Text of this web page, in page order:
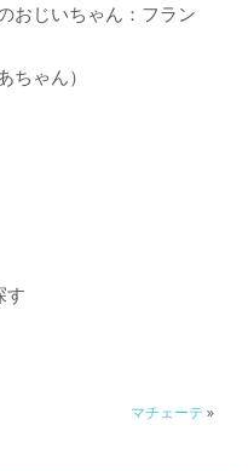
おじいちゃん：フラン
ちゃん）
す
マチェーテ »